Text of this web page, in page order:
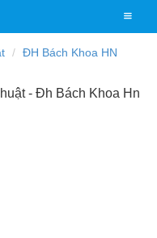
T
o
e
ĐH Bách Khoa HN
- Đh Bách Khoa Hn